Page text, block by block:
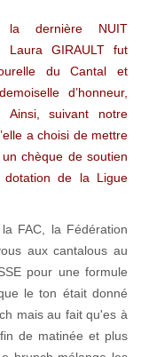
dernière NUIT
Laura GIRAULT fut
du Cantal et
d’honneur,
suivant notre
a choisi de mettre
chèque de soutien
de la Ligue
FAC, la Fédération
aux cantalous au
pour une formule
le ton était donné
mais au fait qu'es à
de matinée et plus